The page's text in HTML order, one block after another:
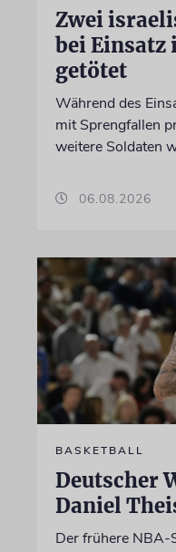
Zwei
bei Einsatz
getötet
Während des
mit Sprengfallen
weitere Soldaten
06.08.2026
BASKETBALL
Deutscher
Daniel
Der frühere NBA-